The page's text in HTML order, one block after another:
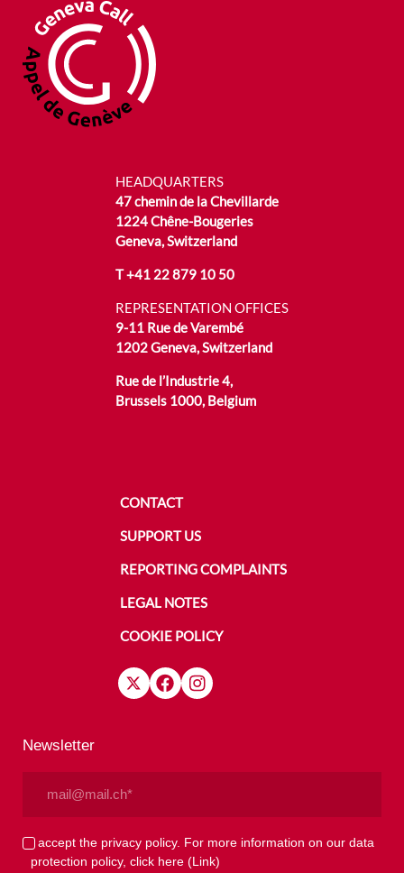
HEADQUARTERS
47 chemin de la Chevillarde
1224 Chêne-Bougeries
Geneva, Switzerland
T+41 22 879 10 50
REPRESENTATION OFFICES
9-11 Rue de Varembé
1202 Geneva, Switzerland
Rue de l’Industrie 4,
Brussels 1000, Belgium
CONTACT
SUPPORT US
REPORTING COMPLAINTS
LEGAL NOTES
COOKIE POLICY
Newsletter
Privacy
(Required)
I accept the privacy policy. For more information on our data
protection policy, click here(Link)